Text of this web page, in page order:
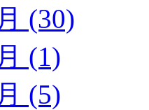
(30)
(1)
(5)